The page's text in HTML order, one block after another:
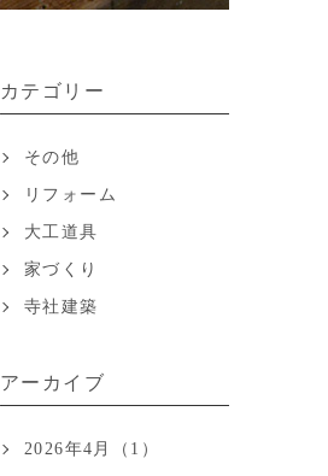
カテゴリー
その他
リフォーム
大工道具
家づくり
寺社建築
アーカイブ
2026年4月（1）